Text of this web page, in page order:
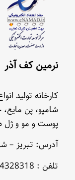
نرمین کف آذر
کارخانه تولید
شامپو، پن
پوست و مو و ژل
آدرس: تـبریز –
تلفن : 04134328318 فکس : 04134328319